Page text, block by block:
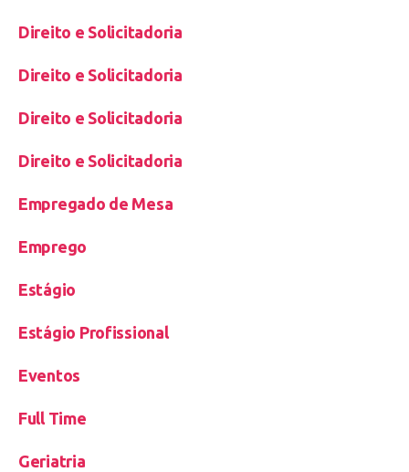
Direito e Solicitadoria
Direito e Solicitadoria
Direito e Solicitadoria
Direito e Solicitadoria
Empregado de Mesa
Emprego
Estágio
Estágio Profissional
Eventos
Full Time
Geriatria